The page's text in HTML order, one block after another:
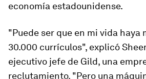
economía estadounidense.
"Puede ser que en mi vida haya
30.000 currículos", explicó
ejecutivo jefe de Gild, una
reclutamiento. "Pero una